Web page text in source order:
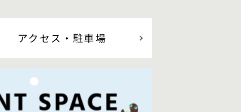
アクセス ・駐車場